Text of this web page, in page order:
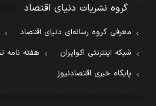
گروه نشریات دنیای اقتصاد
معرفی گروه رسانه‌ای دنیای اقتصاد
شبکه اینترنتی اکوایران
هفته نامه
پایگاه خبری اقتصادنیوز